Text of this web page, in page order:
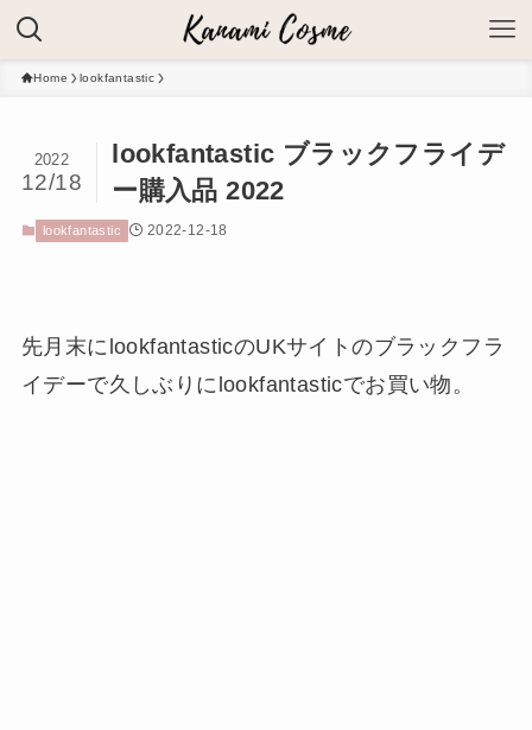
Home lookfantastic
lookfantastic ブラックフライデ
ー購入品 2022
2022
12/18
lookfantastic 2022-12-18
先月末にlookfantasticのUKサイトのブラックフラ
イデーで久しぶりにlookfantasticでお買い物。